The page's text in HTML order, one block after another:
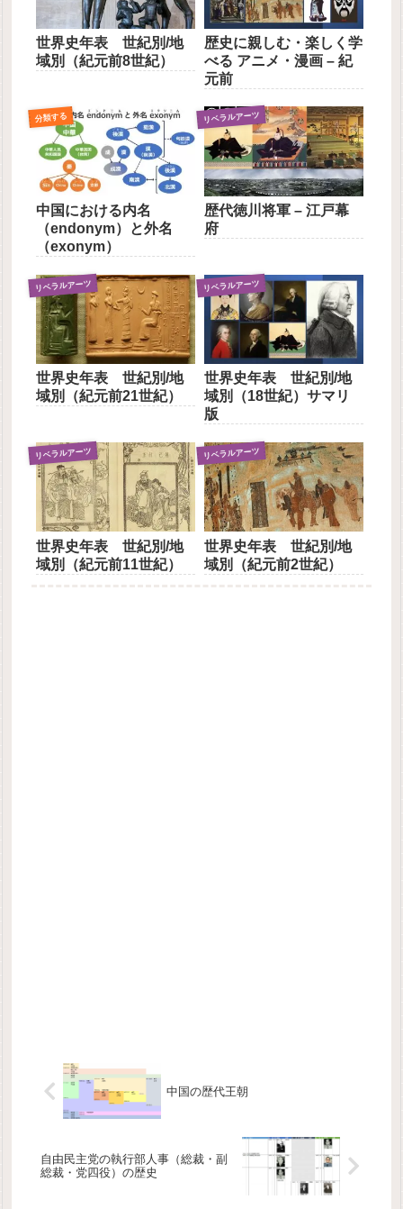
世界史年表 世紀別/地
域別（紀元前8世紀）
歴史に親しむ・楽しく学
べる アニメ・漫画 – 紀
元前
分類する
中国における内名
（endonym）と外名
（exonym）
リベラルアーツ
歴代徳川将軍 – 江戸幕
府
リベラルアーツ
世界史年表 世紀別/地
域別（紀元前21世紀）
リベラルアーツ
世界史年表 世紀別/地
域別（18世紀）サマリ
版
リベラルアーツ
世界史年表 世紀別/地
域別（紀元前11世紀）
リベラルアーツ
世界史年表 世紀別/地
域別（紀元前2世紀）
中国の歴代王朝
自由民主党の執行部人事（総裁・副
総裁・党四役）の歴史